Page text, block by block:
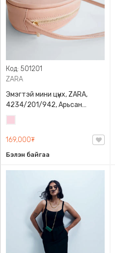
Код: 501201
ZARA
Эмэгтэй мини цүнх, ZARA,
4234/201/942, Арьсан
материалтай, LIMITED EDITION
OVAL LEATHER HANDBAG TRF
169,000₮
Бэлэн байгаа